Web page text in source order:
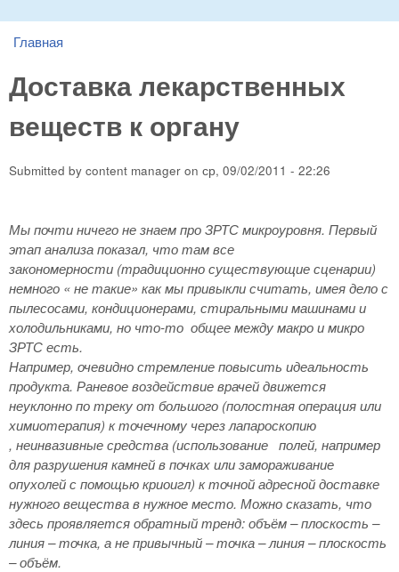
You are here
Главная
Доставка лекарственных
веществ к органу
Submitted by content manager on ср, 09/02/2011 - 22:26
Мы почти ничего не знаем про ЗРТС микроуровня. Первый
этап анализа показал, что там все
закономерности (традиционно существующие сценарии)
немного « не такие» как мы привыкли считать, имея дело с
пылесосами, кондиционерами, стиральными машинами и
холодильниками, но что-то общее между макро и микро
ЗРТС есть.
Например, очевидно стремление повысить идеальность
продукта. Раневое воздействие врачей движется
неуклонно по треку от большого (полостная операция или
химиотерапия) к точечному через лапароскопию
, неинвазивные средства (использование полей, например
для разрушения камней в почках или замораживание
опухолей с помощью криоигл) к точной адресной доставке
нужного вещества в нужное место. Можно сказать, что
здесь проявляется обратный тренд: объём – плоскость –
линия – точка, а не привычный – точка – линия – плоскость
– объём.